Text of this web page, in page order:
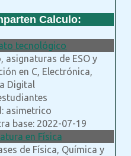
Calculo:
tecnológico
asignaturas de ESO y
en C, Electrónica,
Digital
asimetrico
base: 2022-07-19
en Física
de Física, Química y